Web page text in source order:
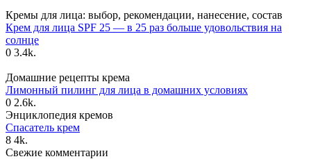
Кремы для лица: выбор, рекомендации, нанесение, состав
Крем для лица SPF 25 — в 25 раз больше удовольствия на
солнце
0 3.4k.
Домашние рецепты крема
Лимонный пилинг для лица в домашних условиях
0 2.6k.
Энциклопедия кремов
Спасатель крем
8 4k.
Свежие комментарии